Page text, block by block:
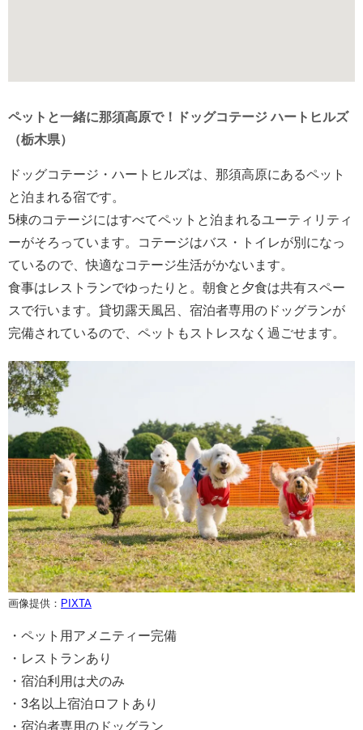
ペットと一緒に那須高原で！ドッグコテージ ハートヒルズ
（栃木県）
ドッグコテージ・ハートヒルズは、那須高原にあるペット
と泊まれる宿です。
5棟のコテージにはすべてペットと泊まれるユーティリティ
ーがそろっています。コテージはバス・トイレが別になっ
ているので、快適なコテージ生活がかないます。
食事はレストランでゆったりと。朝食と夕食は共有スペー
スで行います。貸切露天風呂、宿泊者専用のドッグランが
完備されているので、ペットもストレスなく過ごせます。
画像提供： PIXTA
・ペット用アメニティー完備
・レストランあり
・宿泊利用は犬のみ
・3名以上宿泊ロフトあり
・宿泊者専用のドッグラン